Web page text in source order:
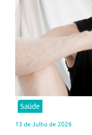
Saúde
13 de Julho de 2026